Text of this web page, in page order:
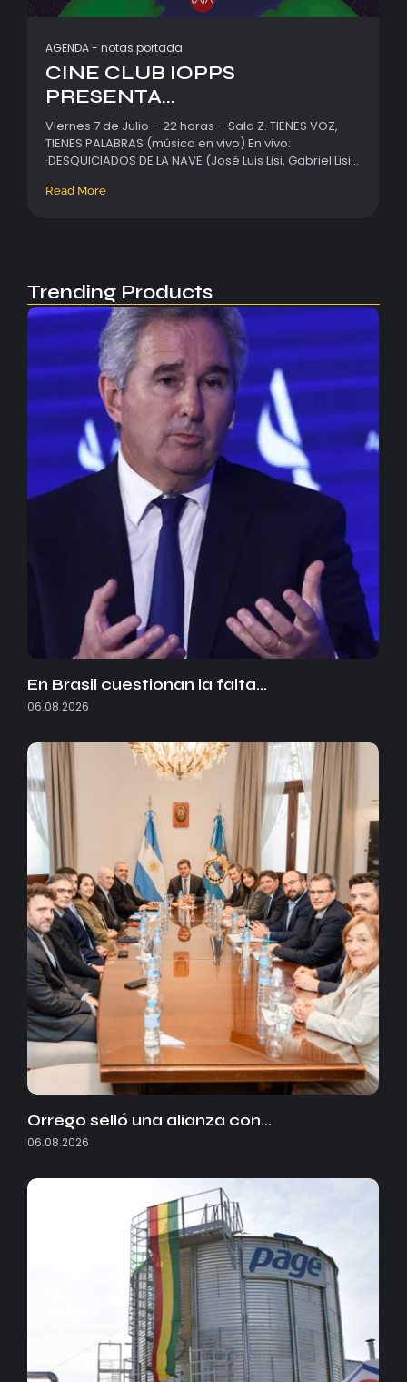
AGENDA- notas portada
CINE CLUB IOPPS
PRESENTA...
Viernes 7 de Julio – 22 horas – Sala Z. TIENES VOZ,
TIENES PALABRAS (música en vivo) En vivo:
·DESQUICIADOS DE LA NAVE (José Luis Lisi, Gabriel Lisi...
Read More
Trending Products
En Brasil cuestionan la falta…
06.08.2026
Orrego selló una alianza con…
06.08.2026